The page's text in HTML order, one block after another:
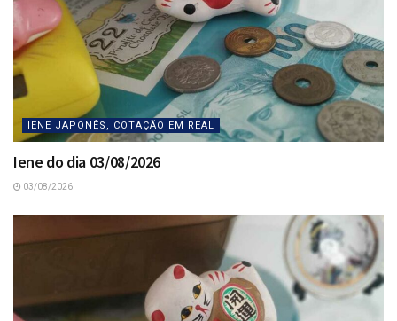
IENE JAPONÊS, COTAÇÃO EM REAL
Iene do dia 03/08/2026
03/08/2026